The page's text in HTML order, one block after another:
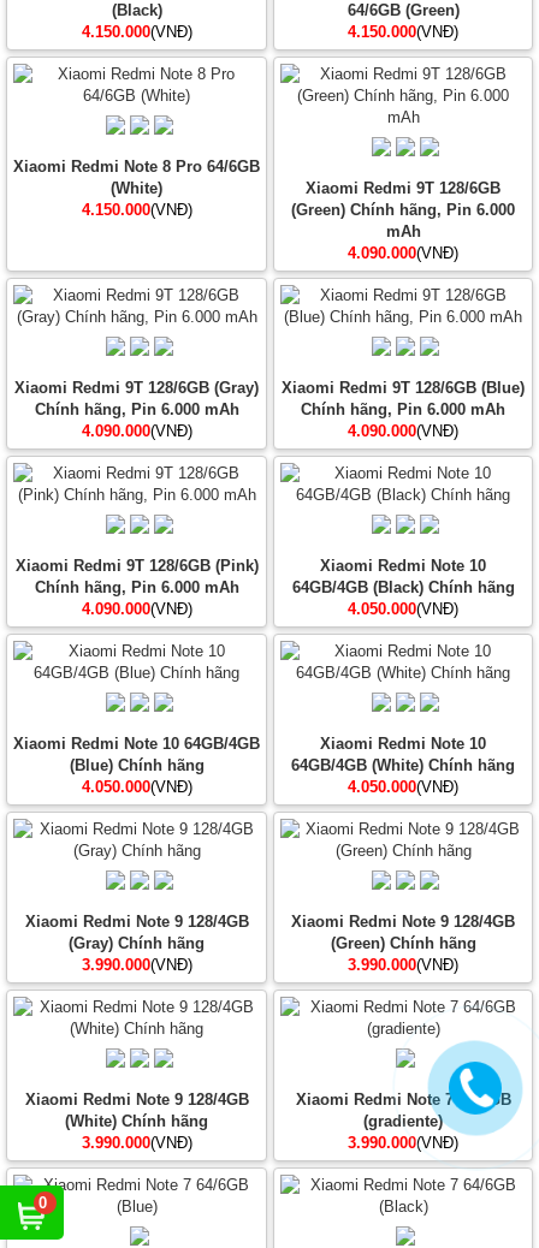
0
(Black)
4.150.000(VNĐ)
64/6GB (Green)
4.150.000(VNĐ)
Xiaomi Redmi Note 8 Pro 64/6GB
(White)
4.150.000(VNĐ)
Xiaomi Redmi 9T 128/6GB
(Green) Chính hãng, Pin 6.000
mAh
4.090.000(VNĐ)
Xiaomi Redmi 9T 128/6GB (Gray)
Chính hãng, Pin 6.000 mAh
4.090.000(VNĐ)
Xiaomi Redmi 9T 128/6GB (Blue)
Chính hãng, Pin 6.000 mAh
4.090.000(VNĐ)
Xiaomi Redmi 9T 128/6GB (Pink)
Chính hãng, Pin 6.000 mAh
4.090.000(VNĐ)
Xiaomi Redmi Note 10
64GB/4GB (Black) Chính hãng
4.050.000(VNĐ)
Xiaomi Redmi Note 10 64GB/4GB
(Blue) Chính hãng
4.050.000(VNĐ)
Xiaomi Redmi Note 10
64GB/4GB (White) Chính hãng
4.050.000(VNĐ)
Xiaomi Redmi Note 9 128/4GB
(Gray) Chính hãng
3.990.000(VNĐ)
Xiaomi Redmi Note 9 128/4GB
(Green) Chính hãng
3.990.000(VNĐ)
Xiaomi Redmi Note 9 128/4GB
(White) Chính hãng
3.990.000(VNĐ)
Xiaomi Redmi Note 7 64/6GB
(gradiente)
3.990.000(VNĐ)